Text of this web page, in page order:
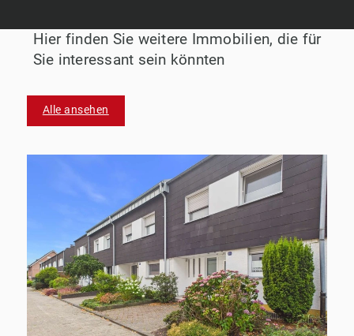
Hier finden Sie weitere Immobilien, die für
Sie interessant sein könnten
Alle ansehen